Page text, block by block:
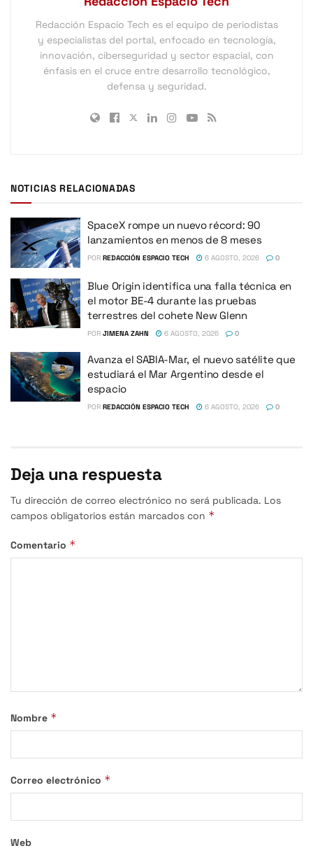
Redacción Espacio Tech es el equipo de periodistas
y especialistas del portal, enfocado en tecnología,
innovación, ciberseguridad y sector espacial, con
énfasis en el cruce entre desarrollo tecnológico,
defensa y seguridad.
NOTICIAS RELACIONADAS
SpaceX rompe un nuevo récord: 90
lanzamientos en menos de 8 meses
POR REDACCIÓN ESPACIO TECH 6 AGOSTO, 2026 0
Blue Origin identifica una falla técnica en
el motor BE-4 durante las pruebas
terrestres del cohete New Glenn
POR JIMENA ZAHN 6 AGOSTO, 2026 0
Avanza el SABIA-Mar, el nuevo satélite que
estudiará el Mar Argentino desde el
espacio
POR REDACCIÓN ESPACIO TECH 6 AGOSTO, 2026 0
Deja una respuesta
Tu dirección de correo electrónico no será publicada. Los
campos obligatorios están marcados con *
Comentario *
Nombre *
Correo electrónico *
Web